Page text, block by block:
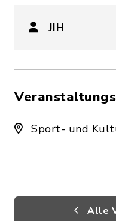
JIH
Sport- und
Alle